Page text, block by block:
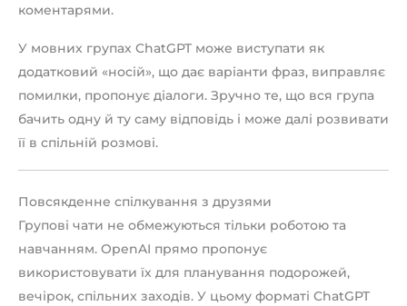
коментарями.
У мовних групах ChatGPT може виступати як
додатковий «носій», що дає варіанти фраз, виправляє
помилки, пропонує діалоги. Зручно те, що вся група
бачить одну й ту саму відповідь і може далі розвивати
її в спільній розмові.
Повсякденне спілкування з друзями
Групові чати не обмежуються тільки роботою та
навчанням. OpenAI прямо пропонує
використовувати їх для планування подорожей,
вечірок, спільних заходів. У цьому форматі ChatGPT